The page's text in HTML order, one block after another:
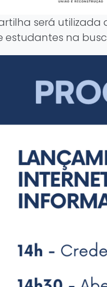
será
na